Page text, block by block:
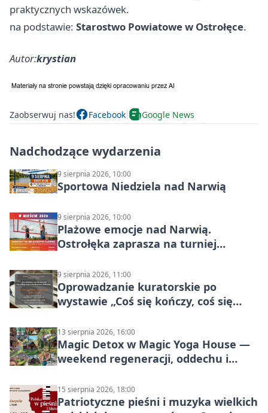
praktycznych wskazówek.
na podstawie: Starostwo Powiatowe w Ostrołęce.
Autor:krystian
Zaobserwuj nas! Facebook Google News
Nadchodzące wydarzenia
9 sierpnia 2026, 10:00
Sportowa Niedziela nad Narwią
9 sierpnia 2026, 10:00
Plażowe emocje nad Narwią.
Ostrołęka zaprasza na turniej
9 sierpnia 2026, 11:00
Oprowadzanie kuratorskie po
wystawie „Coś się kończy, coś się
Mazowsza do Korony”
13 sierpnia 2026, 16:00
Magic Detox w Magic Yoga House —
weekend regeneracji, oddechu i
15 sierpnia 2026, 18:00
Patriotyczne pieśni i muzyka wielkich